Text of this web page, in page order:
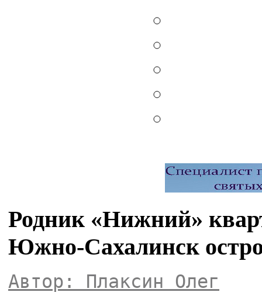
Родник «Нижний»
Южно-Сахалинск
Автор: Плаксин Олег